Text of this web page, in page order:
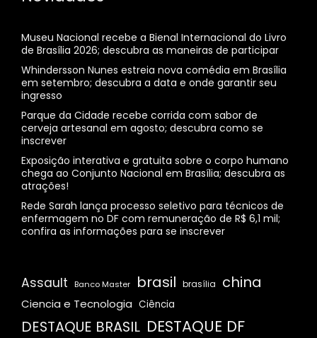
Museu Nacional recebe a Bienal Internacional do Livro
de Brasília 2026; descubra as maneiras de participar
Whindersson Nunes estreia nova comédia em Brasília
em setembro; descubra a data e onde garantir seu
ingresso
Parque da Cidade recebe corrida com sabor de
cerveja artesanal em agosto; descubra como se
inscrever
Exposição interativa e gratuita sobre o corpo humano
chega ao Conjunto Nacional em Brasília; descubra as
atrações!
Rede Sarah lança processo seletivo para técnicos de
enfermagem no DF com remuneração de R$ 6,1 mil;
confira as informações para se inscrever
Assault Banco Master brasil brasília china
Ciencia e Tecnologia Ciência
DESTAQUE BRASIL DESTAQUE DF